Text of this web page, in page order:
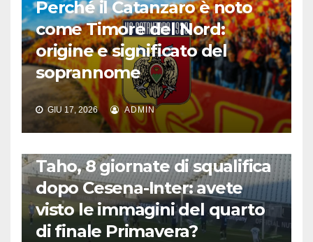
Perché il Catanzaro è noto
come Timore del Nord:
origine e significato del
soprannome
GIU 17, 2026 ADMIN
Taho, 8 giornate di squalifica
dopo Cesena-Inter: avete
visto le immagini del quarto
di finale Primavera?